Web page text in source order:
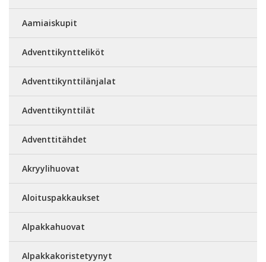
Aamiaiskupit
Adventtikyntteliköt
Adventtikynttilänjalat
Adventtikynttilät
Adventtitähdet
Akryylihuovat
Aloituspakkaukset
Alpakkahuovat
Alpakkakoristetyynyt